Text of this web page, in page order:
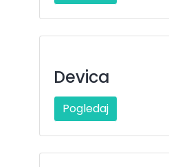
Devica
Pogledaj